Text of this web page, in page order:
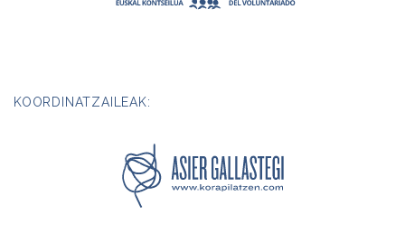
KOORDINATZAILEAK: